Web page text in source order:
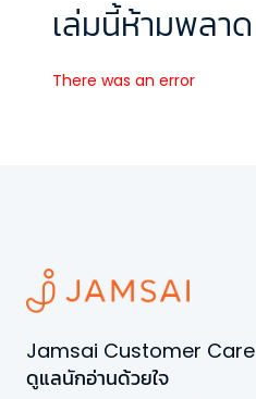
เล่มนี้ห้ามพลาด
There was an error
Jamsai Customer Care
ดูแลนักอ่านด้วยใจ